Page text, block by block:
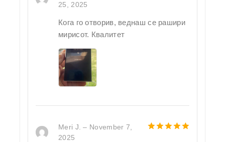
25, 2025
Кога го отворив, веднаш се рашири
мирисот. Квалитет
Meri J.– November 7,
2025